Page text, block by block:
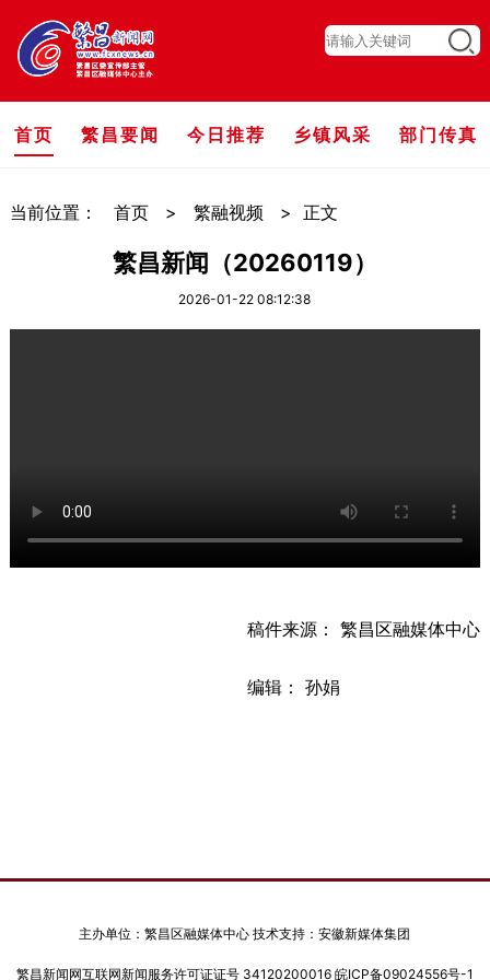
首页 繁昌要闻 今日推荐 乡镇风采 部门传真
当前位置： 首页 > 繁融视频 > 正文
繁昌新闻（20260119）
2026-01-22 08:12:38
稿件来源： 繁昌区融媒体中心
编辑： 孙娟
主办单位：繁昌区融媒体中心 技术支持：安徽新媒体集团
繁昌新闻网互联网新闻服务许可证证号 34120200016 皖ICP备09024556号-1